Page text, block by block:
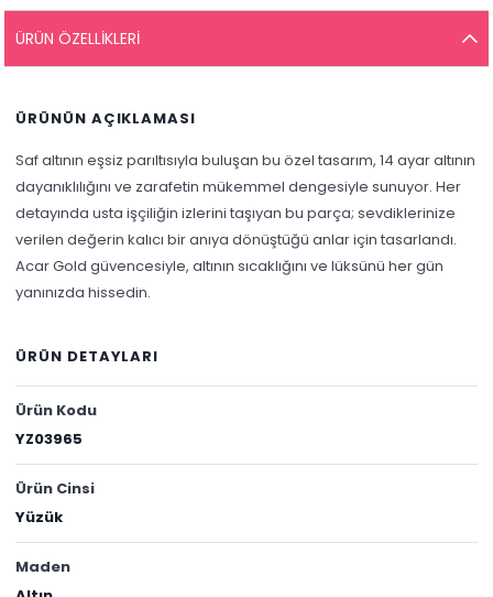
ÜRÜN ÖZELLIKLERI
ÜRÜNÜN AÇIKLAMASI
Saf altının eşsiz parıltısıyla buluşan bu özel tasarım, 14 ayar altının
dayanıklılığını ve zarafetin mükemmel dengesiyle sunuyor. Her
detayında usta işçiliğin izlerini taşıyan bu parça; sevdiklerinize
verilen değerin kalıcı bir anıya dönüştüğü anlar için tasarlandı.
Acar Gold güvencesiyle, altının sıcaklığını ve lüksünü her gün
yanınızda hissedin.
ÜRÜN DETAYLARI
Ürün Kodu
YZ03965
Ürün Cinsi
Yüzük
Maden